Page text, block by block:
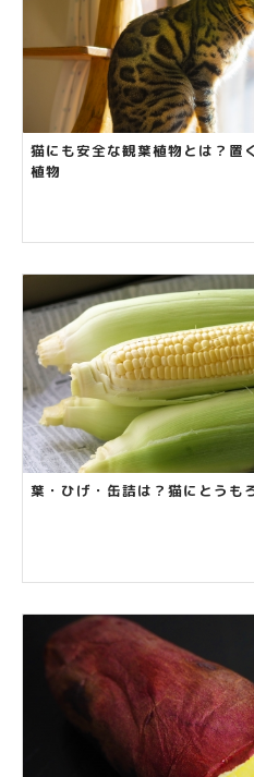
猫にも安全な観葉植物とは？置
植物
葉・ひげ・缶詰は？猫にとうも